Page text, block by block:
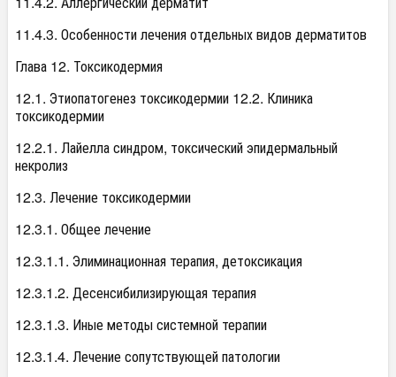
11.4.3. Особенности лечения отдельных видов дерматитов
Глава 12. Токсикодермия
12.1. Этиопатогенез токсикодермии 12.2. Клиника
токсикодермии
12.2.1. Лайелла синдром, токсический эпидермальный
некролиз
12.3. Лечение токсикодермии
12.3.1. Общее лечение
12.3.1.1. Элиминационная терапия, детоксикация
12.3.1.2. Десенсибилизирующая терапия
12.3.1.3. Иные методы системной терапии
12.3.1.4. Лечение сопутствующей патологии